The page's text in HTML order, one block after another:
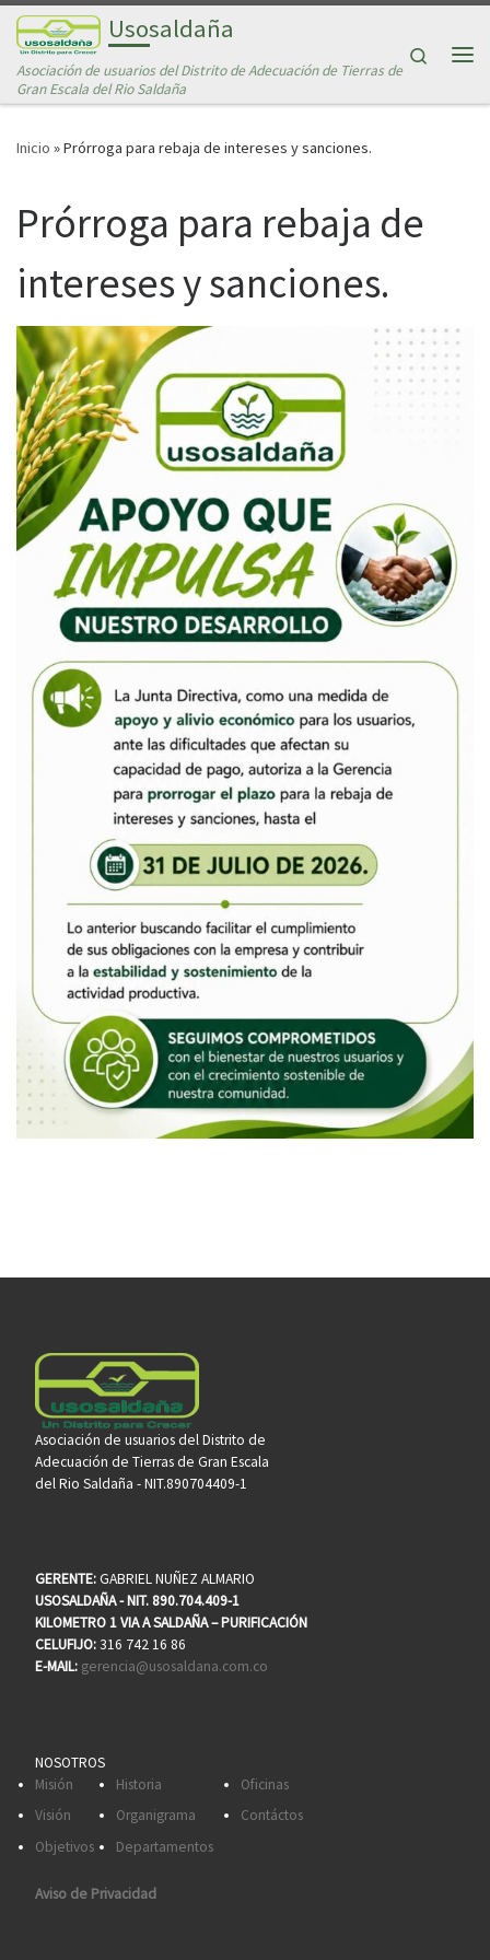
Saltar al contenidoUsosaldaña
Asociación de usuarios del Distrito de Adecuación de Tierras de
Gran Escala del Rio Saldaña
Search
Inicio »Prórroga para rebaja de intereses y sanciones.
Prórroga para rebaja de
intereses y sanciones.
Asociación de usuarios del Distrito de
Adecuación de Tierras de Gran Escala
del Rio Saldaña - NIT.890704409-1
GERENTE:GABRIEL NUÑEZ ALMARIO
USOSALDAÑA - NIT. 890.704.409-1
KILOMETRO 1 VIA A SALDAÑA – PURIFICACIÓN
CELUFIJO:316 742 16 86
E-MAIL: gerencia@usosaldana.com.co
NOSOTROS
Misión
Visión
Objetivos
Historia
Organigrama
Departamentos
Oficinas
Contáctos
Aviso de Privacidad